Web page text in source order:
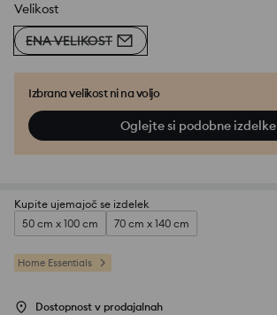
Velikost
ENA VELIKOST
Izbrana velikost ni na voljo
Oglejte si podobne izdelke
Kupite ujemajoč se izdelek
50 cm x 100 cm
70 cm x 140 cm
Home Essentials
Dostopnost v prodajalnah